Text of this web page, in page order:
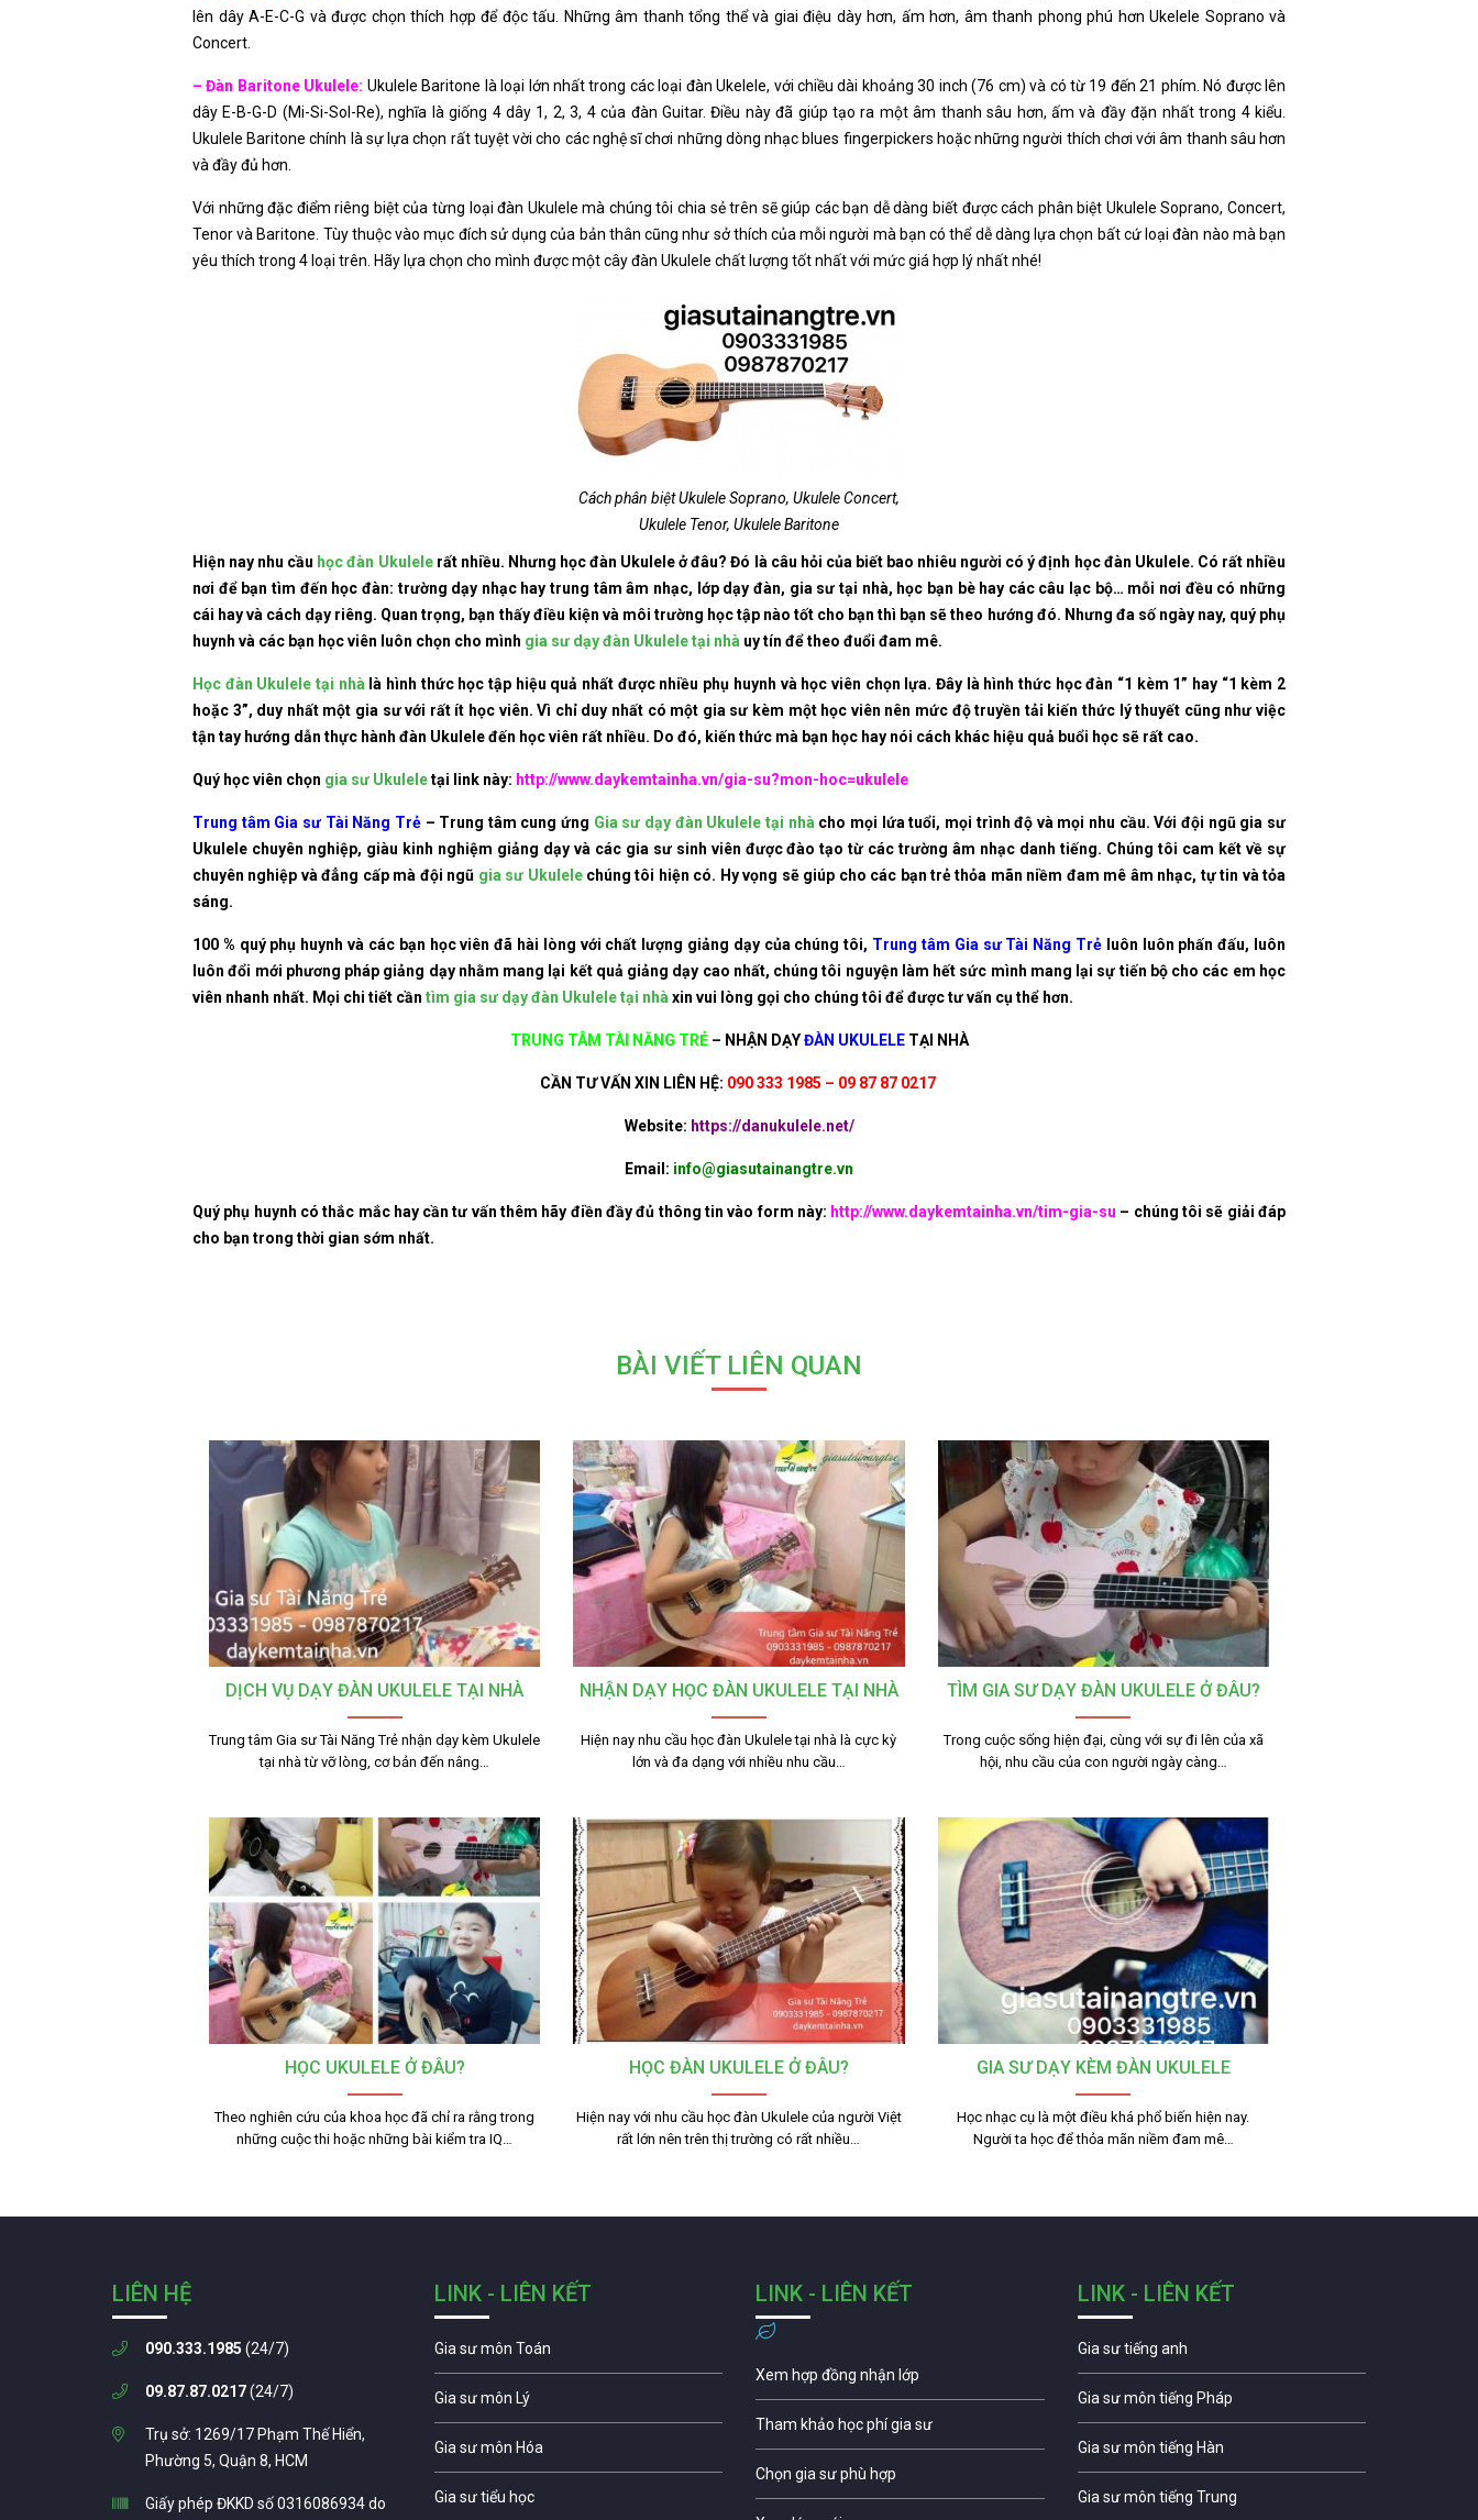
lên dây A-E-C-G và được chọn thích hợp để độc tấu. Những âm thanh tổng thể và giai điệu dày hơn, ấm hơn, âm thanh phong phú hơn Ukelele Soprano và
Concert.
– Đàn Baritone Ukulele: Ukulele Baritone là loại lớn nhất trong các loại đàn Ukelele, với chiều dài khoảng 30 inch (76 cm) và có từ 19 đến 21 phím. Nó được lên
dây E-B-G-D (Mi-Si-Sol-Re), nghĩa là giống 4 dây 1, 2, 3, 4 của đàn Guitar. Điều này đã giúp tạo ra một âm thanh sâu hơn, ấm và đầy đặn nhất trong 4 kiểu.
Ukulele Baritone chính là sự lựa chọn rất tuyệt vời cho các nghệ sĩ chơi những dòng nhạc blues fingerpickers hoặc những người thích chơi với âm thanh sâu hơn
và đầy đủ hơn.
Với những đặc điểm riêng biệt của từng loại đàn Ukulele mà chúng tôi chia sẻ trên sẽ giúp các bạn dễ dàng biết được cách phân biệt Ukulele Soprano, Concert,
Tenor và Baritone. Tùy thuộc vào mục đích sử dụng của bản thân cũng như sở thích của mỗi người mà bạn có thể dễ dàng lựa chọn bất cứ loại đàn nào mà bạn
yêu thích trong 4 loại trên. Hãy lựa chọn cho mình được một cây đàn Ukulele chất lượng tốt nhất với mức giá hợp lý nhất nhé!
Cách phân biệt Ukulele Soprano, Ukulele Concert,
Ukulele Tenor, Ukulele Baritone
Hiện nay nhu cầu học đàn Ukulelerất nhiều. Nhưng học đàn Ukulele ở đâu? Đó là câu hỏi của biết bao nhiêu người có ý định học đàn Ukulele. Có rất nhiều
nơi để bạn tìm đến học đàn: trường dạy nhạc hay trung tâm âm nhạc, lớp dạy đàn, gia sư tại nhà, học bạn bè hay các câu lạc bộ… mỗi nơi đều có những
cái hay và cách dạy riêng. Quan trọng, bạn thấy điều kiện và môi trường học tập nào tốt cho bạn thì bạn sẽ theo hướng đó. Nhưng đa số ngày nay, quý phụ
huynh và các bạn học viên luôn chọn cho mình gia sư dạy đàn Ukulele tại nhà uy tín để theo đuổi đam mê.
Học đàn Ukulele tại nhà là hình thức học tập hiệu quả nhất được nhiều phụ huynh và học viên chọn lựa. Đây là hình thức học đàn “1 kèm 1” hay “1 kèm 2
hoặc 3”, duy nhất một gia sư với rất ít học viên. Vì chỉ duy nhất có một gia sư kèm một học viên nên mức độ truyền tải kiến thức lý thuyết cũng như việc
tận tay hướng dẫn thực hành đàn Ukulele đến học viên rất nhiều. Do đó, kiến thức mà bạn học hay nói cách khác hiệu quả buổi học sẽ rất cao.
Quý học viên chọn gia sư Ukuleletại link này: http://www.daykemtainha.vn/gia-su?mon-hoc=ukulele
Trung tâm Gia sư Tài Năng Trẻ– Trung tâm cung ứng Gia sư dạy đàn Ukulele tại nhà cho mọi lứa tuổi, mọi trình độ và mọi nhu cầu. Với đội ngũ gia sư
Ukulele chuyên nghiệp, giàu kinh nghiệm giảng dạy và các gia sư sinh viên được đào tạo từ các trường âm nhạc danh tiếng. Chúng tôi cam kết về sự
chuyên nghiệp và đẳng cấp mà đội ngũ gia sư Ukulelechúng tôi hiện có. Hy vọng sẽ giúp cho các bạn trẻ thỏa mãn niềm đam mê âm nhạc, tự tin và tỏa
sáng.
100 % quý phụ huynh và các bạn học viên đã hài lòng với chất lượng giảng dạy của chúng tôi, Trung tâm Gia sư Tài Năng Trẻluôn luôn phấn đấu, luôn
luôn đổi mới phương pháp giảng dạy nhằm mang lại kết quả giảng dạy cao nhất, chúng tôi nguyện làm hết sức mình mang lại sự tiến bộ cho các em học
viên nhanh nhất. Mọi chi tiết cần tìm gia sư dạy đàn Ukulele tại nhà xin vui lòng gọi cho chúng tôi để được tư vấn cụ thể hơn.
TRUNG TÂM TÀI NĂNG TRẺ– NHẬN DẠYĐÀN UKULELETẠI NHÀ
CẦN TƯ VẤN XIN LIÊN HỆ: 090 333 1985 – 09 87 87 0217
Website: https://danukulele.net/
Email: info@giasutainangtre.vn
Quý phụ huynh có thắc mắc hay cần tư vấn thêm hãy điền đầy đủ thông tin vào form này: http://www.daykemtainha.vn/tim-gia-su – chúng tôi sẽ giải đáp
cho bạn trong thời gian sớm nhất.
BÀI VIẾT LIÊN QUAN
DỊCH VỤ DẠY ĐÀN UKULELE TẠI NHÀ
Trung tâm Gia sư Tài Năng Trẻ nhận dạy kèm Ukulele
tại nhà từ vỡ lòng, cơ bản đến nâng…
NHẬN DẠY HỌC ĐÀN UKULELE TẠI NHÀ
Hiện nay nhu cầu học đàn Ukulele tại nhà là cực kỳ
lớn và đa dạng với nhiều nhu cầu…
TÌM GIA SƯ DẠY ĐÀN UKULELE Ở ĐÂU?
Trong cuộc sống hiện đại, cùng với sự đi lên của xã
hội, nhu cầu của con người ngày càng…
HỌC UKULELE Ở ĐÂU?
Theo nghiên cứu của khoa học đã chỉ ra rằng trong
những cuộc thi hoặc những bài kiểm tra IQ…
HỌC ĐÀN UKULELE Ở ĐÂU?
Hiện nay với nhu cầu học đàn Ukulele của người Việt
rất lớn nên trên thị trường có rất nhiều…
GIA SƯ DẠY KÈM ĐÀN UKULELE
Học nhạc cụ là một điều khá phổ biến hiện nay.
Người ta học để thỏa mãn niềm đam mê…
LIÊN HỆ
090.333.1985 (24/7)
09.87.87.0217(24/7)
Trụ sở: 1269/17 Phạm Thế Hiển,
Phường 5, Quận 8, HCM
Giấy phép ĐKKD số 0316086934 do
LINK - LIÊN KẾT
Gia sư môn Toán
Gia sư môn Lý
Gia sư môn Hóa
Gia sư tiểu học
LINK - LIÊN KẾT
Xem hợp đồng nhận lớp
Tham khảo học phí gia sư
Chọn gia sư phù hợp
LINK - LIÊN KẾT
Gia sư tiếng anh
Gia sư môn tiếng Pháp
Gia sư môn tiếng Hàn
Gia sư môn tiếng Trung